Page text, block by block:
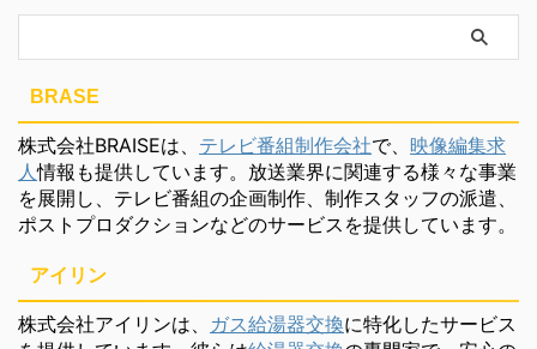
BRASE
株式会社BRAISEは、 テレビ番組制作会社で、 映像編集求
人情報も提供しています。放送業界に関連する様々な事業
を展開し、テレビ番組の企画制作、制作スタッフの派遣、
ポストプロダクションなどのサービスを提供しています。
アイリン
株式会社アイリンは、 ガス給湯器交換に特化したサービス